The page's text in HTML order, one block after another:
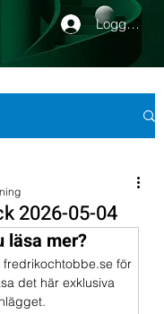
Logga in
2026-05-04
läsa mer?
för
det här exklusiva